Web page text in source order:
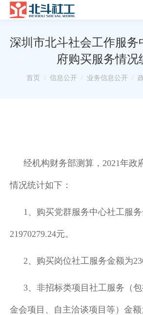
深圳市北斗社会工作服务
府购买服务情况
你在这里：
首页 信息公开 业务信息公开
经机构财务部测算，2021年政
情况统计如下：
1、购买党群服务中心社工服
21970279.24元。
2、购买岗位社工服务金额为
3、非招标类项目社工服务（
金会项目、自主洽谈项目等）金额